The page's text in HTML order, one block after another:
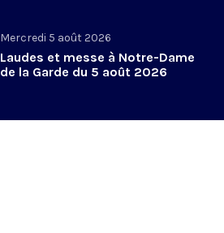
Mercredi 5 août 2026
Laudes et messe à Notre-Dame
de la Garde du 5 août 2026